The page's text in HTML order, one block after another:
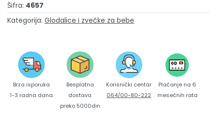
Šifra: 4657
Kategorija: Glodalice i zvečke za bebe
Brza isporuka
1-3 radna dana.
Besplatna
dostava
preko 5000din
Korisnički centar
064/00-80-222
Plaćanje na 6
mesečnih rata